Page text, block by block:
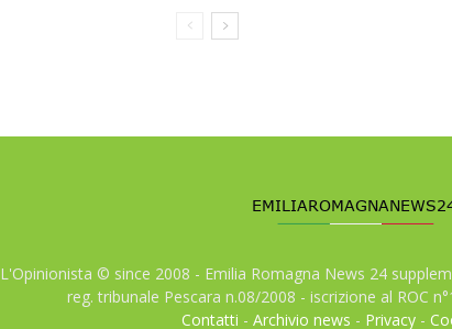
L'Opinionista © since 2008 - Emilia Romagna News 24
reg. tribunale Pescara n.08/2008 - iscrizione al ROC
Contatti -Archivio news - Privacy -